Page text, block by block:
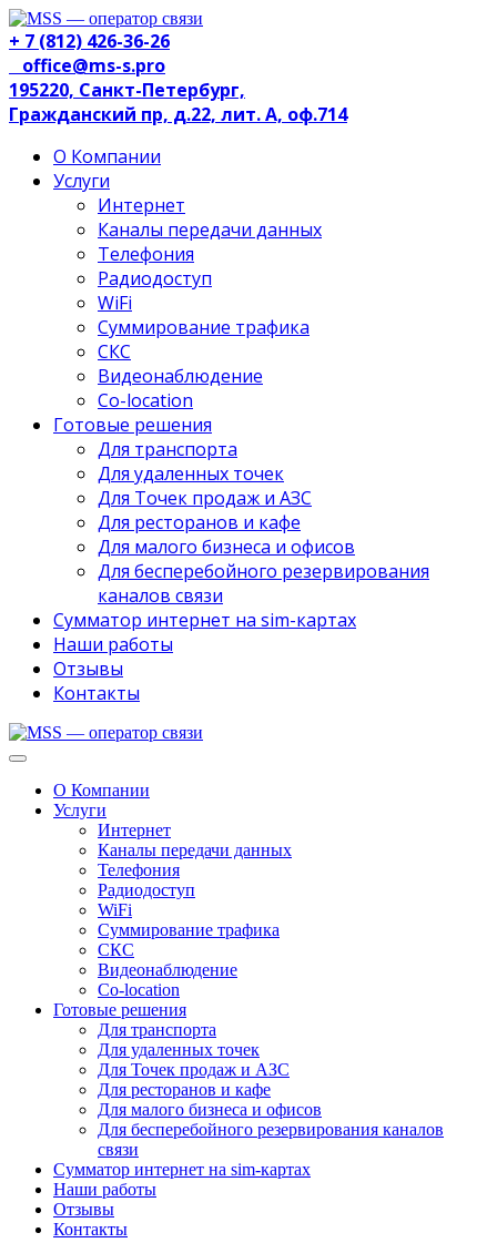
+ 7 (812) 426-36-26
office@ms-s.pro
195220, Санкт-Петербург,
Гражданский пр, д.22, лит. А, оф.714
О Компании
Услуги
Интернет
Каналы передачи данных
Телефония
Радиодоступ
WiFi
Суммирование трафика
СКС
Видеонаблюдение
Co-location
Готовые решения
Для транспорта
Для удаленных точек
Для Точек продаж и АЗС
Для ресторанов и кафе
Для малого бизнеса и офисов
Для бесперебойного резервирования
каналов связи
Сумматор интернет на sim-картах
Наши работы
Отзывы
Контакты
О Компании
Услуги
Интернет
Каналы передачи данных
Телефония
Радиодоступ
WiFi
Суммирование трафика
СКС
Видеонаблюдение
Co-location
Готовые решения
Для транспорта
Для удаленных точек
Для Точек продаж и АЗС
Для ресторанов и кафе
Для малого бизнеса и офисов
Для бесперебойного резервирования каналов
связи
Сумматор интернет на sim-картах
Наши работы
Отзывы
Контакты